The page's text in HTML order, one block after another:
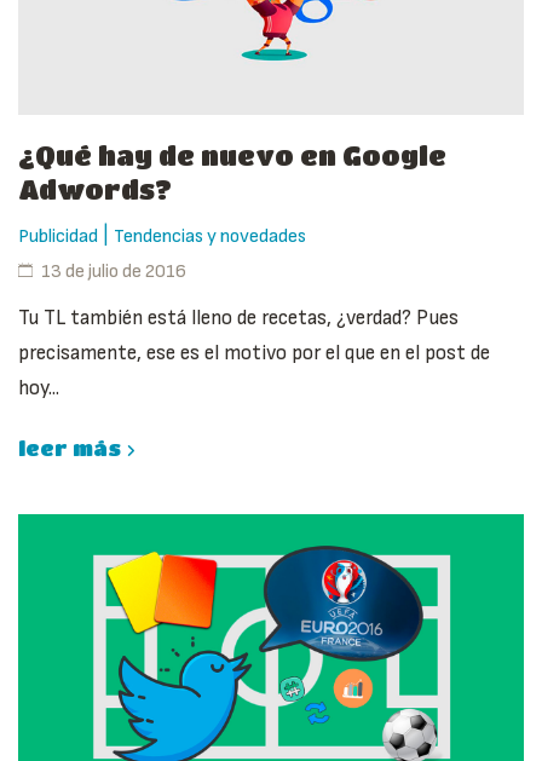
¿Qué hay de nuevo en Google
Adwords?
Publicidad
Tendencias y novedades
13 de julio de 2016
Tu TL también está lleno de recetas, ¿verdad? Pues
precisamente, ese es el motivo por el que en el post de
hoy...
leer más